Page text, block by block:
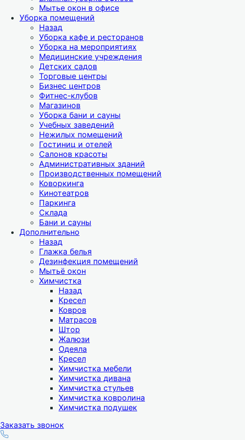
Мытье окон в офисе
Уборка помещений
Назад
Уборка кафе и ресторанов
Уборка на мероприятиях
Медицинские учреждения
Детских садов
Торговые центры
Бизнес центров
Фитнес-клубов
Магазинов
Уборка бани и сауны
Учебных заведений
Нежилых помещений
Гостиниц и отелей
Салонов красоты
Административных зданий
Производственных помещений
Коворкинга
Кинотеатров
Паркинга
Склада
Бани и сауны
Дополнительно
Назад
Глажка белья
Дезинфекция помещений
Мытьё окон
Химчистка
Назад
Кресел
Ковров
Матрасов
Штор
Жалюзи
Одеяла
Кресел
Химчистка мебели
Химчистка дивана
Химчистка стульев
Химчистка ковролина
Химчистка подушек
Заказать звонок